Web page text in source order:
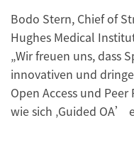
Bodo Stern, Chief of
Hughes Medical
„Wir freuen uns, dass
innovativen und
Open Access und
wie sich ‚Guided